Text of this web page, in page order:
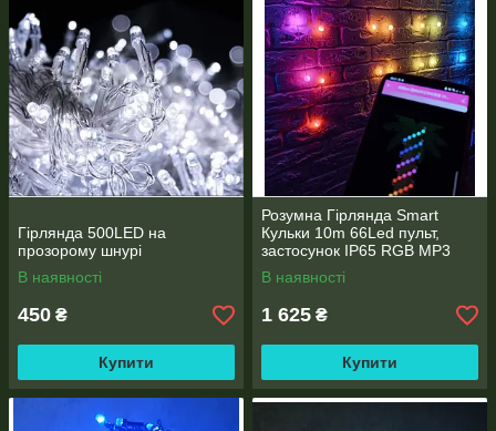
Гірлянда 500LED на
прозорому шнурі
В наявності
450 ₴
Купити
Розумна Гірлянда Smart
Кульки 10m 66Led пульт,
застосунок IP65 RGB MP3
різнобарвна USB
В наявності
1 625 ₴
Купити